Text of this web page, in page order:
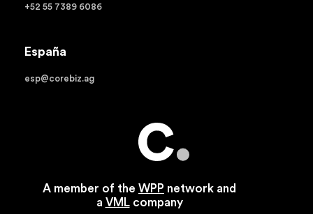
+52 55 7389 6086
España
esp@corebiz.ag
A member of the WPP network and
a VMLcompany